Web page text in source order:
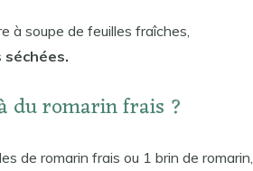
à soupe de feuilles fraîches,
séchées.
du romarin frais ?
de romarin frais ou 1 brin de romarin,